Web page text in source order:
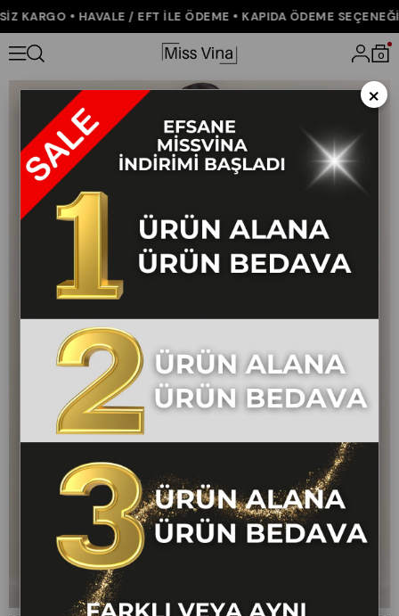
KARGO • HAVALE / EFT İLE ÖDEME • KAPIDA ÖDEME SEÇENEĞİ
0
Anasayfa KOLEKSİYON ALT GİYİM
×